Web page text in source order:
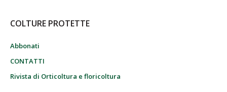
COLTURE PROTETTE
Abbonati
CONTATTI
Rivista di Orticoltura e floricoltura